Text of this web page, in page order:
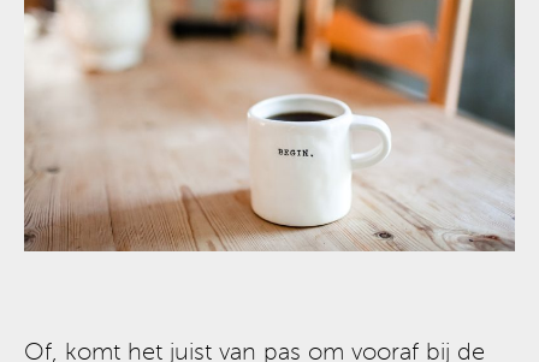
Of, komt het juist van pas om vooraf bij de